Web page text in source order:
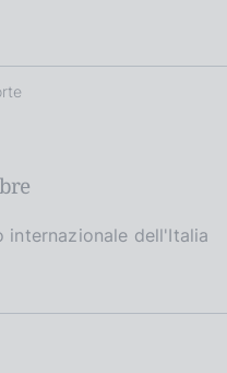
internazionale dell'Italia